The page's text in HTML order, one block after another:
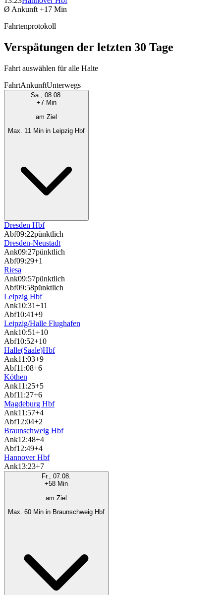
Ø Ankunft +17 Min
Fahrtenprotokoll
Verspätungen der letzten 30 Tage
Fahrt auswählen für alle Halte
FahrtAnkunftUnterwegs
Sa., 08.08.
+7 Min
am Ziel
Max. 11 Min in Leipzig Hbf
Dresden Hbf
Abf09:22pünktlich
Dresden-Neustadt
Ank09:27pünktlich
Abf09:29+1
Riesa
Ank09:57pünktlich
Abf09:58pünktlich
Leipzig Hbf
Ank10:31+11
Abf10:41+9
Leipzig/Halle Flughafen
Ank10:51+10
Abf10:52+10
Halle(Saale)Hbf
Ank11:03+9
Abf11:08+6
Köthen
Ank11:25+5
Abf11:27+6
Magdeburg Hbf
Ank11:57+4
Abf12:04+2
Braunschweig Hbf
Ank12:48+4
Abf12:49+4
Hannover Hbf
Ank13:23+7
Fr., 07.08.
+58 Min
am Ziel
Max. 60 Min in Braunschweig Hbf